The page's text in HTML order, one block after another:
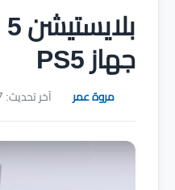
جهاز PS5
مروة عمر آخر تحديث: 17 سبتمبر 2020